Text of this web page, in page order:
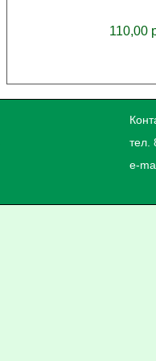
110,00
тел.
e-